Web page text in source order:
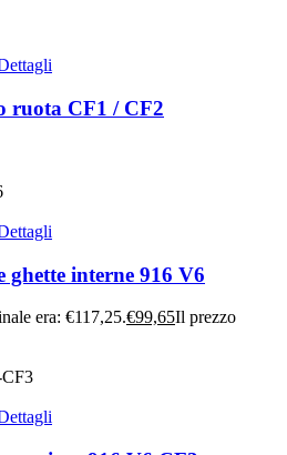
ruota CF1 / CF2
interne 916 V6
era: €117,25.€99,65Il prezzo